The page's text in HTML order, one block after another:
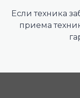
Если техника
приема